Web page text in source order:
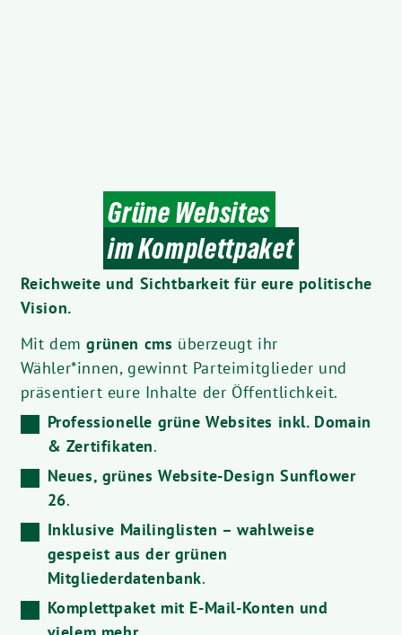
Grüne Websites
im Komplettpaket
Reichweite und Sichtbarkeit für eure politische
Vision.
Mit demgrünen cms überzeugt ihr
Wähler*innen, gewinnt Parteimitglieder und
präsentiert eure Inhalte der Öffentlichkeit.
Professionelle grüne Websites inkl. Domain
& Zertifikaten.
Neues, grünes Website-Design Sunflower
26.
Inklusive Mailinglisten – wahlweise
gespeist aus der grünen
Mitgliederdatenbank.
Komplettpaket mit E-Mail-Konten und